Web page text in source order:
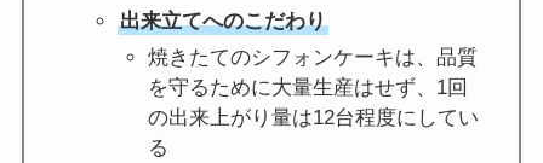
出来立てへのこだわり
焼きたてのシフォンケーキは、品質
を守るために大量生産はせず、1回
の出来上がり量は12台程度にしてい
る